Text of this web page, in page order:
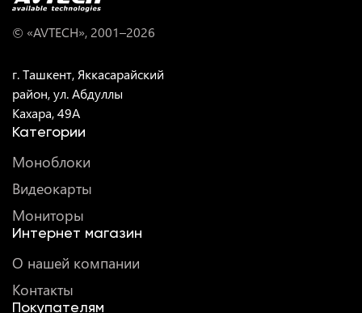
© «AVTECH», 2001–2026
г. Ташкент, Яккасарайский
район, ул. Абдуллы
Кахара, 49A
Категории
Моноблоки
Видеокарты
Мониторы
Интернет магазин
О нашей компании
Контакты
Покупателям